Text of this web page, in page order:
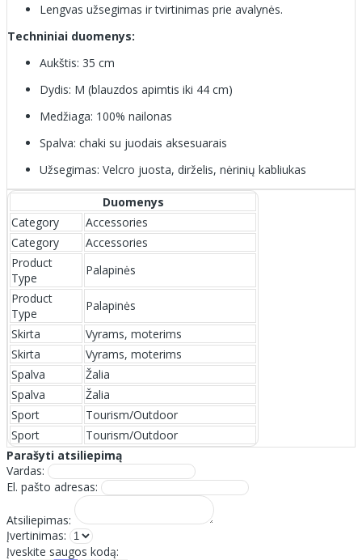
Lengvas užsegimas ir tvirtinimas prie avalynės.
Techniniai duomenys:
Aukštis: 35 cm
Dydis: M (blauzdos apimtis iki 44 cm)
Medžiaga: 100% nailonas
Spalva: chaki su juodais aksesuarais
Užsegimas: Velcro juosta, dirželis, nėrinių kabliukas
Duomenys
Category
Accessories
Category
Accessories
Product
Type
Palapinės
Product
Type
Palapinės
Skirta
Vyrams, moterims
Skirta
Vyrams, moterims
Spalva
Žalia
Spalva
Žalia
Sport
Tourism/Outdoor
Sport
Tourism/Outdoor
Parašyti atsiliepimą
Vardas:
El. pašto adresas:
Atsiliepimas:
Įvertinimas:
Įveskite saugos kodą: